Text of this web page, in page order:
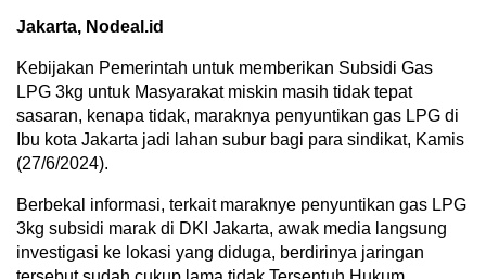
Jakarta, Nodeal.id
Kebijakan Pemerintah untuk memberikan Subsidi Gas
LPG 3kg untuk Masyarakat miskin masih tidak tepat
sasaran, kenapa tidak, maraknya penyuntikan gas LPG di
Ibu kota Jakarta jadi lahan subur bagi para sindikat, Kamis
(27/6/2024).
Berbekal informasi, terkait maraknye penyuntikan gas LPG
3kg subsidi marak di DKI Jakarta, awak media langsung
investigasi ke lokasi yang diduga, berdirinya jaringan